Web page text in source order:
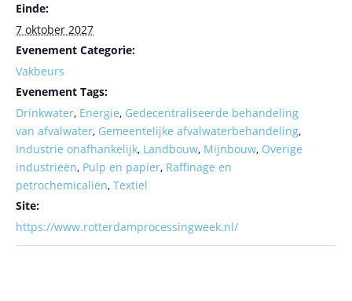
Einde:
7 oktober 2027
Evenement Categorie:
Vakbeurs
Evenement Tags:
Drinkwater, Energie, Gedecentraliseerde behandeling
van afvalwater, Gemeentelijke afvalwaterbehandeling,
Industrie onafhankelijk, Landbouw, Mijnbouw, Overige
industrieën, Pulp en papier, Raffinage en
petrochemicaliën, Textiel
Site:
https://www.rotterdamprocessingweek.nl/